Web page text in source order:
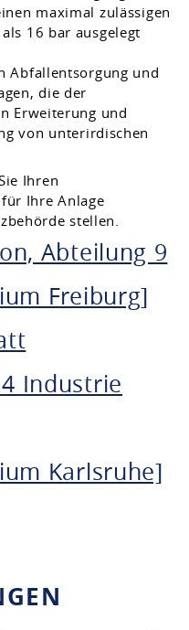
maximal zulässigen
16 bar ausgelegt
Abfallentsorgung und
die der
Erweiterung und
von unterirdischen
Ihren
Ihre Anlage
stellen.
Abteilung 9
Freiburg]
Industrie
Karlsruhe]